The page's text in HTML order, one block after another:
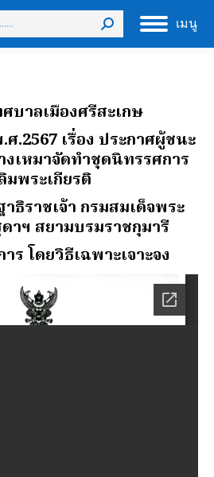
เมนู
บาลเมืองศรีสะเกษ
.2567 เรื่อง ประกาศผู้ชนะ
งเหมาจัดทําชุดนิทรรศการ
มพระเกียรติ
ธิราชเจ้า กรมสมเด็จพระ
าฯ สยามบรมราชกุมารี
ร โดยวิธีเฉพาะเจาะจง